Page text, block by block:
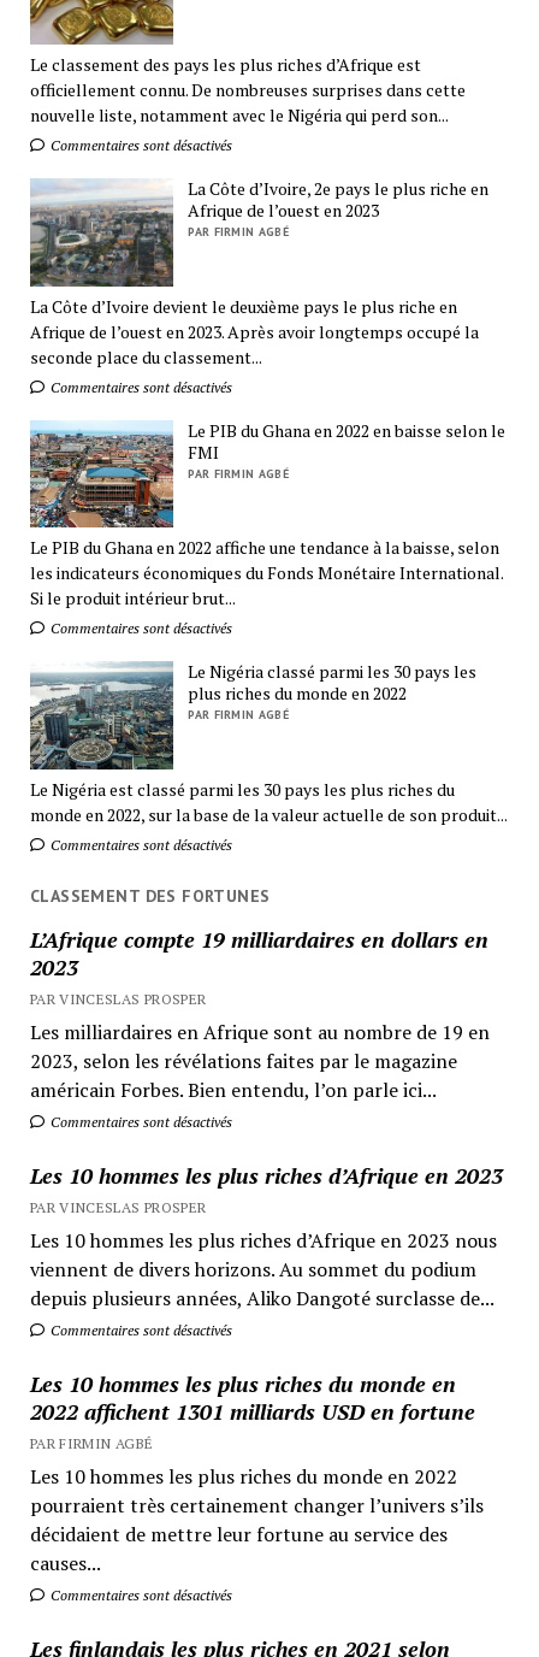
Le classement des pays les plus riches d’Afrique est
officiellement connu. De nombreuses surprises dans cette
nouvelle liste, notamment avec le Nigéria qui perd son...
Commentaires sont désactivés
La Côte d’Ivoire, 2e pays le plus riche en
Afrique de l’ouest en 2023
PAR FIRMIN AGBÉ
La Côte d’Ivoire devient le deuxième pays le plus riche en
Afrique de l’ouest en 2023. Après avoir longtemps occupé la
seconde place du classement...
Commentaires sont désactivés
Le PIB du Ghana en 2022 en baisse selon le
FMI
PAR FIRMIN AGBÉ
Le PIB du Ghana en 2022 affiche une tendance à la baisse, selon
les indicateurs économiques du Fonds Monétaire International.
Si le produit intérieur brut...
Commentaires sont désactivés
Le Nigéria classé parmi les 30 pays les
plus riches du monde en 2022
PAR FIRMIN AGBÉ
Le Nigéria est classé parmi les 30 pays les plus riches du
monde en 2022, sur la base de la valeur actuelle de son produit...
Commentaires sont désactivés
CLASSEMENT DES FORTUNES
L’Afrique compte 19 milliardaires en dollars en
2023
PAR VINCESLAS PROSPER
Les milliardaires en Afrique sont au nombre de 19 en
2023, selon les révélations faites par le magazine
américain Forbes. Bien entendu, l’on parle ici...
Commentaires sont désactivés
Les 10 hommes les plus riches d’Afrique en 2023
PAR VINCESLAS PROSPER
Les 10 hommes les plus riches d’Afrique en 2023 nous
viennent de divers horizons. Au sommet du podium
depuis plusieurs années, Aliko Dangoté surclasse de...
Commentaires sont désactivés
Les 10 hommes les plus riches du monde en
2022 affichent 1301 milliards USD en fortune
PAR FIRMIN AGBÉ
Les 10 hommes les plus riches du monde en 2022
pourraient très certainement changer l’univers s’ils
décidaient de mettre leur fortune au service des
causes...
Commentaires sont désactivés
Les finlandais les plus riches en 2021 selon